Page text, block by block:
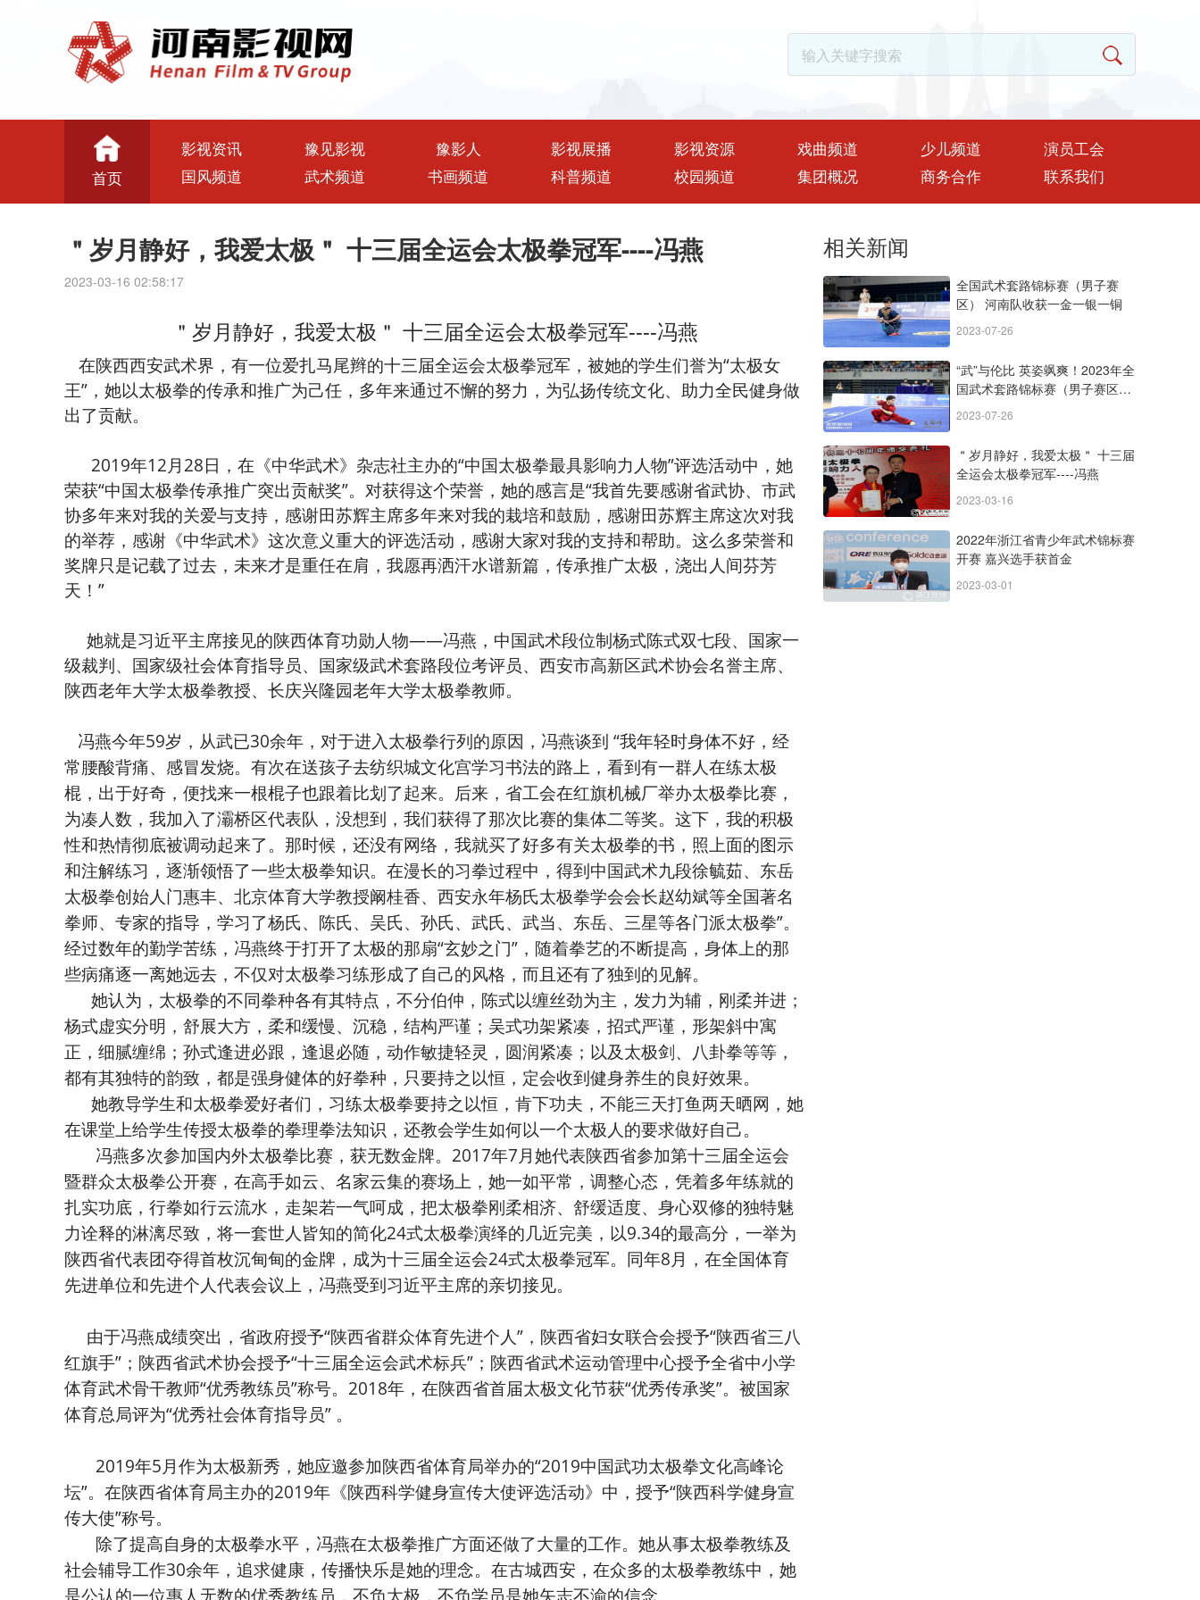
首页
影视资讯 豫见影视 豫影人 影视展播 影视资源 戏曲频道 少儿频道
演员工会
国风频道
武术频道 书画频道 科普频道 校园频道 集团概况 商务合作 联系我们
＂岁月静好，我爱太极＂ 十三届全运会太极拳冠军----冯燕
2023-03-16 02:58:17
＂岁月静好，我爱太极＂ 十三届全运会太极拳冠军----冯燕
在陕西西安武术界，有一位爱扎马尾辫的十三届全运会太极拳冠军，被她的学生们誉为“太极女
王”，她以太极拳的传承和推广为己任，多年来通过不懈的努力，为弘扬传统文化、助力全民健身做
出了贡献。
2019年12月28日，在《中华武术》杂志社主办的“中国太极拳最具影响力人物”评选活动中，她
荣获“中国太极拳传承推广突出贡献奖”。对获得这个荣誉，她的感言是“我首先要感谢省武协、市武
协多年来对我的关爱与支持，感谢田苏辉主席多年来对我的栽培和鼓励，感谢田苏辉主席这次对我
的举荐，感谢《中华武术》这次意义重大的评选活动，感谢大家对我的支持和帮助。这么多荣誉和
奖牌只是记载了过去，未来才是重任在肩，我愿再洒汗水谱新篇，传承推广太极，浇出人间芬芳
天！”
她就是习近平主席接见的陕西体育功勋人物——冯燕，中国武术段位制杨式陈式双七段、国家一
级裁判、国家级社会体育指导员、国家级武术套路段位考评员、西安市高新区武术协会名誉主席、
陕西老年大学太极拳教授、长庆兴隆园老年大学太极拳教师。
冯燕今年59岁，从武已30余年，对于进入太极拳行列的原因，冯燕谈到 “我年轻时身体不好，经
常腰酸背痛、感冒发烧。有次在送孩子去纺织城文化宫学习书法的路上，看到有一群人在练太极
棍，出于好奇，便找来一根棍子也跟着比划了起来。后来，省工会在红旗机械厂举办太极拳比赛，
为凑人数，我加入了灞桥区代表队，没想到，我们获得了那次比赛的集体二等奖。这下，我的积极
性和热情彻底被调动起来了。那时候，还没有网络，我就买了好多有关太极拳的书，照上面的图示
和注解练习，逐渐领悟了一些太极拳知识。在漫长的习拳过程中，得到中国武术九段徐毓茹、东岳
太极拳创始人门惠丰、北京体育大学教授阚桂香、西安永年杨氏太极拳学会会长赵幼斌等全国著名
拳师、专家的指导，学习了杨氏、陈氏、吴氏、孙氏、武氏、武当、东岳、三星等各门派太极拳”。
经过数年的勤学苦练，冯燕终于打开了太极的那扇“玄妙之门”，随着拳艺的不断提高，身体上的那
些病痛逐一离她远去，不仅对太极拳习练形成了自己的风格，而且还有了独到的见解。
她认为，太极拳的不同拳种各有其特点，不分伯仲，陈式以缠丝劲为主，发力为辅，刚柔并进；
杨式虚实分明，舒展大方，柔和缓慢、沉稳，结构严谨；吴式功架紧凑，招式严谨，形架斜中寓
正，细腻缠绵；孙式逢进必跟，逢退必随，动作敏捷轻灵，圆润紧凑；以及太极剑、八卦拳等等，
都有其独特的韵致，都是强身健体的好拳种，只要持之以恒，定会收到健身养生的良好效果。
她教导学生和太极拳爱好者们，习练太极拳要持之以恒，肯下功夫，不能三天打鱼两天晒网，她
在课堂上给学生传授太极拳的拳理拳法知识，还教会学生如何以一个太极人的要求做好自己。
冯燕多次参加国内外太极拳比赛，获无数金牌。2017年7月她代表陕西省参加第十三届全运会
暨群众太极拳公开赛，在高手如云、名家云集的赛场上，她一如平常，调整心态，凭着多年练就的
扎实功底，行拳如行云流水，走架若一气呵成，把太极拳刚柔相济、舒缓适度、身心双修的独特魅
力诠释的淋漓尽致，将一套世人皆知的简化24式太极拳演绎的几近完美，以9.34的最高分，一举为
陕西省代表团夺得首枚沉甸甸的金牌，成为十三届全运会24式太极拳冠军。同年8月，在全国体育
先进单位和先进个人代表会议上，冯燕受到习近平主席的亲切接见。
由于冯燕成绩突出，省政府授予“陕西省群众体育先进个人”，陕西省妇女联合会授予“陕西省三八
红旗手”；陕西省武术协会授予“十三届全运会武术标兵”；陕西省武术运动管理中心授予全省中小学
体育武术骨干教师“优秀教练员”称号。2018年，在陕西省首届太极文化节获“优秀传承奖”。被国家
体育总局评为“优秀社会体育指导员” 。
2019年5月作为太极新秀，她应邀参加陕西省体育局举办的“2019中国武功太极拳文化高峰论
坛”。在陕西省体育局主办的2019年《陕西科学健身宣传大使评选活动》中，授予“陕西科学健身宣
传大使”称号。
除了提高自身的太极拳水平，冯燕在太极拳推广方面还做了大量的工作。她从事太极拳教练及
社会辅导工作30余年，追求健康，传播快乐是她的理念。在古城西安，在众多的太极拳教练中，她
是公认的一位惠人无数的优秀教练员，不负太极，不负学员是她矢志不渝的信念。
相关新闻
全国武术套路锦标赛（男子赛
区） 河南队收获一金一银一铜
2023-07-26
“武”与伦比 英姿飒爽！2023年全
国武术套路锦标赛（男子赛区）
在深圳龙华举行
2023-07-26
＂岁月静好，我爱太极＂ 十三届
全运会太极拳冠军----冯燕
2023-03-16
2022年浙江省青少年武术锦标赛
开赛 嘉兴选手获首金
2023-03-01